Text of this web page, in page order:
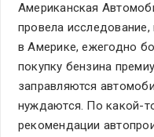
Американская
провела исследование,
в Америке, ежегодно
покупку бензина
заправляются
нуждаются. По какой-
рекомендации